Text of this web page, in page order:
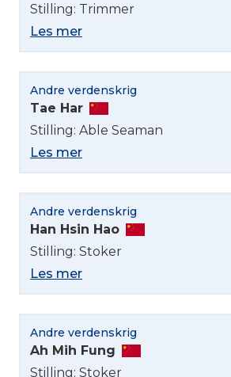
Stilling: Trimmer
Les mer
Andre verdenskrig
Tae Har
Stilling: Able Seaman
Les mer
Andre verdenskrig
Han Hsin Hao
Stilling: Stoker
Les mer
Andre verdenskrig
Ah Mih Fung
Stilling: Stoker